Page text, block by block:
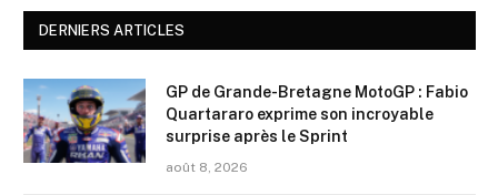
DERNIERS ARTICLES
GP de Grande-Bretagne MotoGP : Fabio
Quartararo exprime son incroyable
surprise après le Sprint
août 8, 2026